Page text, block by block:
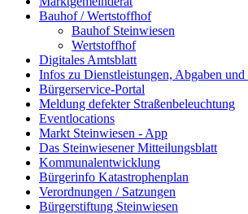
Bauhof / Wertstoffhof
Bauhof Steinwiesen
Wertstoffhof
Digitales Amtsblatt
Infos zu Dienstleistungen, Abgaben und
Bürgerservice-Portal
Meldung defekter Straßenbeleuchtung
Eventlocations
Markt Steinwiesen - App
Das Steinwiesener Mitteilungsblatt
Kommunalentwicklung
Bürgerinfo Katastrophenplan
Verordnungen / Satzungen
Bürgerstiftung Steinwiesen